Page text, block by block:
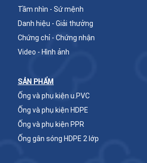
Tầm nhìn - Sứ mệnh
Danh hiệu - Giải thưởng
Chứng chỉ - Chứng nhận
Video - Hình ảnh
SẢN PHẨM
Ống và phụ kiện u.PVC
Ống và phụ kiện HDPE
Ống và phụ kiện PPR
Ống gân sóng HDPE 2 lớp